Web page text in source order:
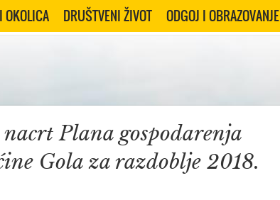
OKOLICA DRUŠTVENI ŽIVOT ODGOJ I OBRAZOVANJE
Plana gospodarenja
Gola za razdoblje 2018.